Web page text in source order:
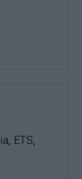
ETS,